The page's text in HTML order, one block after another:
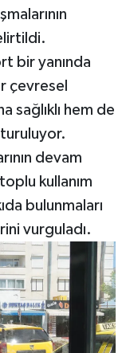
bir yanında
çevresel
sağlıklı hem de
devam
kullanım
bulunmaları
vurguladı.